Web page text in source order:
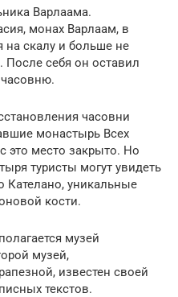
Варлаама.
монах Варлаам, в
на скалу и больше не
После себя он оставил
часовни
монастырь Всех
это место закрыто. Но
туристы могут увидеть
Кателано, уникальные
кости.
музей
музей,
известен своей
текстов.